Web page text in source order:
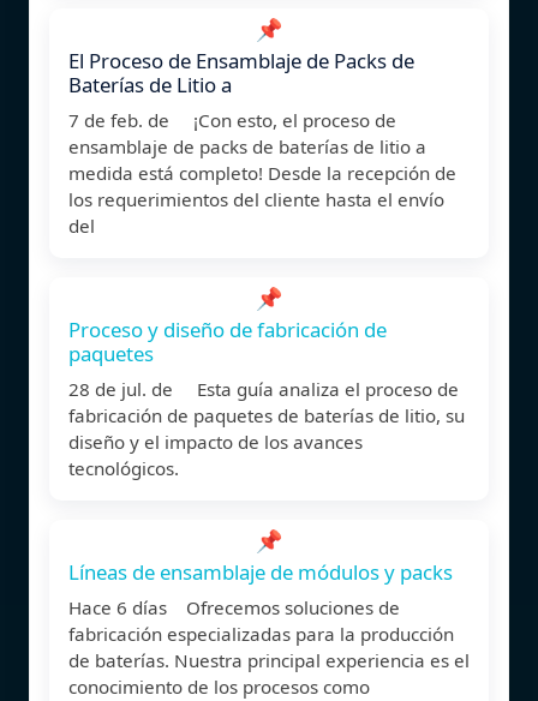
📌
El Proceso de Ensamblaje de Packs de
Baterías de Litio a
7 de feb. de ¡Con esto, el proceso de
ensamblaje de packs de baterías de litio a
medida está completo! Desde la recepción de
los requerimientos del cliente hasta el envío
del
📌
Proceso y diseño de fabricación de
paquetes
28 de jul. de Esta guía analiza el proceso de
fabricación de paquetes de baterías de litio, su
diseño y el impacto de los avances
tecnológicos.
📌
Líneas de ensamblaje de módulos y packs
Hace 6 días Ofrecemos soluciones de
fabricación especializadas para la producción
de baterías. Nuestra principal experiencia es el
conocimiento de los procesos como